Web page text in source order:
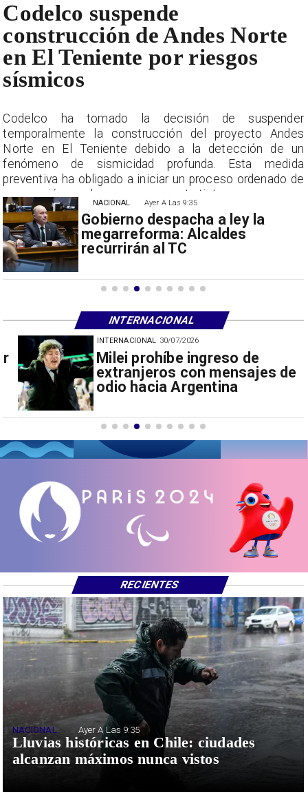
30/07/2026
Milei prohíbe ingreso de
extranjeros con mensajes de
odio hacia Argentina
INTERNACIONAL
Ayer A Las 9:35
Gobierno despacha a ley la
megarreforma: Alcaldes
recurrirán al TC
NACIONAL
Codelco suspende
construcción de Andes Norte
en El Teniente por riesgos
sísmicos
Codelco ha tomado la decisión de suspender
temporalmente la construcción del proyecto Andes
Norte en El Teniente debido a la detección de un
fenómeno de sismicidad profunda. Esta medida
preventiva ha obligado a iniciar un proceso ordenado de
suspensión con las empresas contratistas.
INTERNACIONAL
Lluvias históricas en Chile: ciudades
alcanzan máximos nunca vistos
NACIONAL Ayer A Las 9:35
RECIENTES